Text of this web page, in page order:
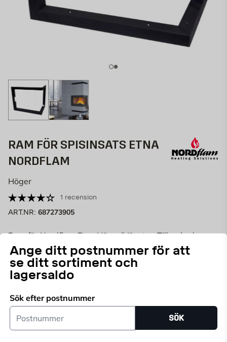
Ange ditt postnummer för att
se ditt sortiment och
lagersaldo
Sök efter postnummer
Postnummer
SÖK
RAM FÖR SPISINSATS ETNA
NORDFLAM
Höger
1 recension
ART.NR: 687273905
Ram för Nordflam Etna Höger/Vänster. Tillverkad av
slitstarkt stål med lång livslängd.
Endast online
Utförande: